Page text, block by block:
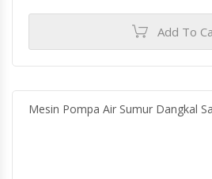
Add To
Mesin Pompa Air Sumur Dangkal